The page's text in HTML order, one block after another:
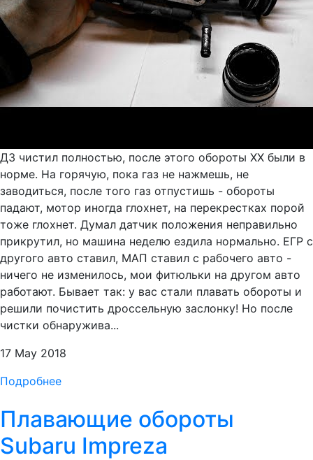
ДЗ чистил полностью, после этого обороты ХХ были в
норме. На горячую, пока газ не нажмешь, не
заводиться, после того газ отпустишь - обороты
падают, мотор иногда глохнет, на перекрестках порой
тоже глохнет. Думал датчик положения неправильно
прикрутил, но машина неделю ездила нормально. ЕГР с
другого авто ставил, МАП ставил с рабочего авто -
ничего не изменилось, мои фитюльки на другом авто
работают. Бывает так: у вас стали плавать обороты и
решили почистить дроссельную заслонку! Но после
чистки обнаружива...
17 May 2018
Подробнее
Плавающие обороты
Subaru Impreza